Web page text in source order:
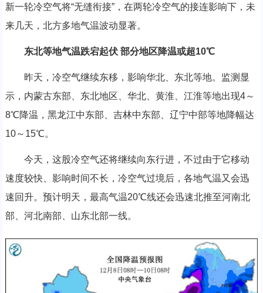
新一轮冷空气将“无缝衔接”，在两轮冷空气的接连影响下，未
来几天，北方多地气温波动显著。
东北等地气温跌宕起伏 部分地区降温或超10℃
昨天，冷空气继续东移，影响华北、东北等地。监测显
示，内蒙古东部、东北地区、华北、黄淮、江淮等地出现4～
8℃降温，黑龙江中东部、吉林中东部、辽宁中部等地降幅达
10～15℃。
今天，这股冷空气还将继续向东行进，不过由于它移动
速度较快、影响时间不长，冷空气过境后，各地气温又会迅
速回升。预计明天，最高气温20℃线还会迅速北推至河南北
部、河北南部、山东北部一线。